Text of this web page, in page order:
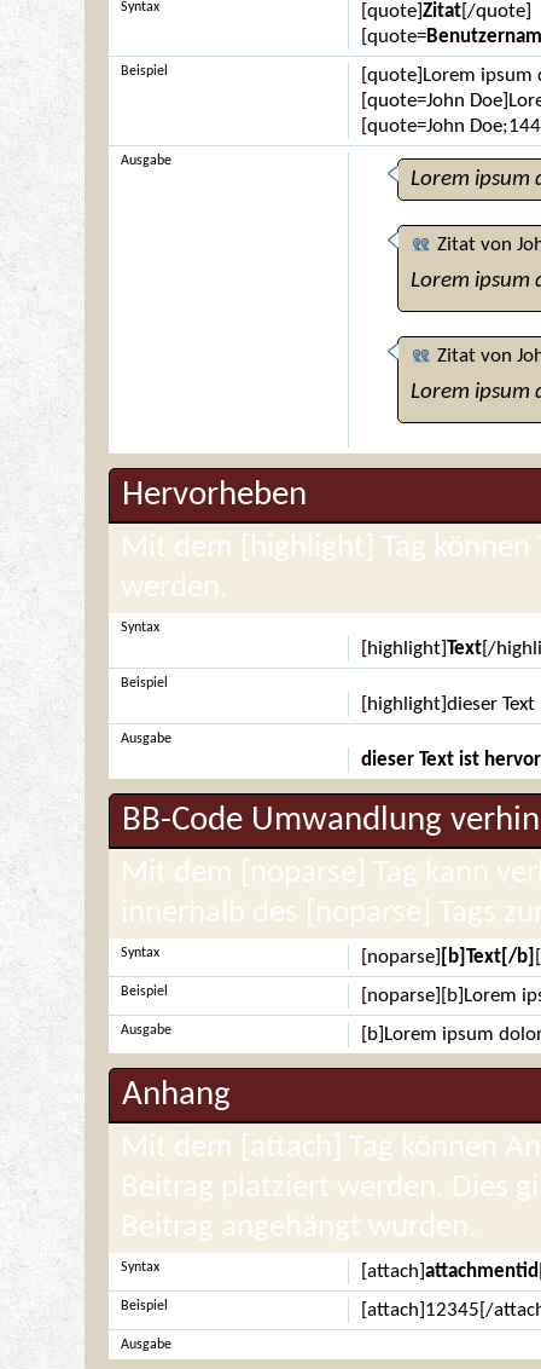
[quote]Zitat[/quote]
[quote=
Syntax
[quote]Lorem
[quote=John
[quote=John
Beispiel
Lorem ipsum
Zitat von
Lorem ipsum
Zitat von
Lorem ipsum
Ausgabe
Hervorheben
Mit dem [highlight] Tag
werden.
Syntax
[highlight]Text[/
Beispiel
[highlight]dieser
Ausgabe
dieser Text ist
BB-Code Umwandlung
Mit dem [noparse] Tag kann
innerhalb des [noparse] Tags
[noparse] [b]Text[/b]
Syntax
[noparse][b]Lorem
Beispiel
[b]Lorem ipsum
Ausgabe
Anhang
Mit dem [attach] Tag können
Beitrag platziert werden. Dies
Beitrag angehängt wurden.
[attach]attachmentid
Syntax
[attach]12345[/
Beispiel
Ausgabe